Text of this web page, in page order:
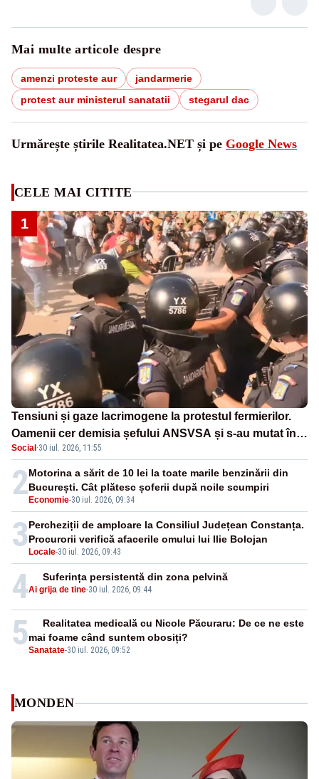
Mai multe articole despre
amenzi proteste aur
jandarmerie
protest aur ministerul sanatatii
stegarul dac
Urmărește știrile Realitatea.NET și pe Google News
CELE MAI CITITE
1
Tensiuni și gaze lacrimogene la protestul fermierilor.
Oamenii cer demisia șefului ANSVSA și s-au mutat în
Piața Victoria– LIVE TEXT
Social ·30 iul. 2026, 11:55
2 Economie-30 iul. 2026, 09:34
Motorina a sărit de 10 lei la toate marile benzinării din
București. Cât plătesc șoferii după noile scumpiri
3 Locale-30 iul. 2026, 09:43
Percheziții de amploare la Consiliul Județean Constanța.
Procurorii verifică afacerile omului lui Ilie Bolojan
4Ai grija de tine-30 iul. 2026, 09:44
Suferința persistentă din zona pelvină
5Sanatate-30 iul. 2026, 09:52
Realitatea medicală cu Nicole Păcuraru: De ce ne este
mai foame când suntem obosiți?
MONDEN